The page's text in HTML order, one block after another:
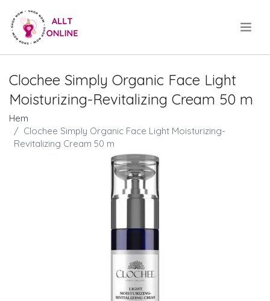
Clochee Simply Organic Face Light
Moisturizing-Revitalizing Cream 50 m
Hem
Clochee Simply Organic Face Light Moisturizing-
Revitalizing Cream 50 m